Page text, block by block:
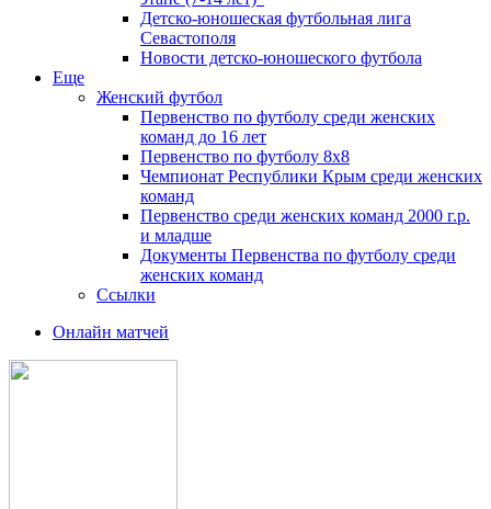
Детско-юношеская футбольная лига
Севастополя
Новости детско-юношеского футбола
Еще
Женский футбол
Первенство по футболу среди женских
команд до 16 лет
Первенство по футболу 8х8
Чемпионат Республики Крым среди женских
команд
Первенство среди женских команд 2000 г.р.
и младше
Документы Первенства по футболу среди
женских команд
Ссылки
Онлайн матчей